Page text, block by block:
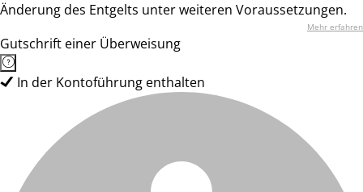
Änderung des Entgelts unter weiteren Voraussetzungen.
Mehr erfahren
Gutschrift einer Überweisung
In der Kontoführung enthalten